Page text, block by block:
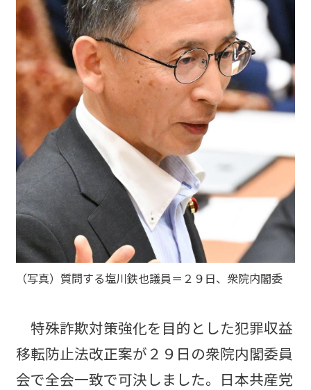
（写真）質問する塩川鉄也議員＝２９日、衆院内閣委
特殊詐欺対策強化を目的とした犯罪収益
移転防止法改正案が２９日の衆院内閣委員
会で全会一致で可決しました。日本共産党